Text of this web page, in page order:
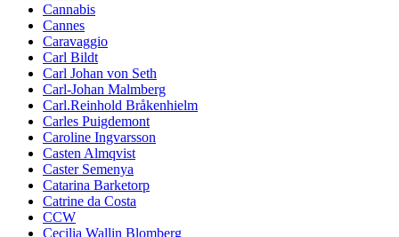
Cannabis
Cannes
Caravaggio
Carl Bildt
Carl Johan von Seth
Carl-Johan Malmberg
Carl.Reinhold Bråkenhielm
Carles Puigdemont
Caroline Ingvarsson
Casten Almqvist
Caster Semenya
Catarina Barketorp
Catrine da Costa
CCW
Cecilia Wallin Blomberg